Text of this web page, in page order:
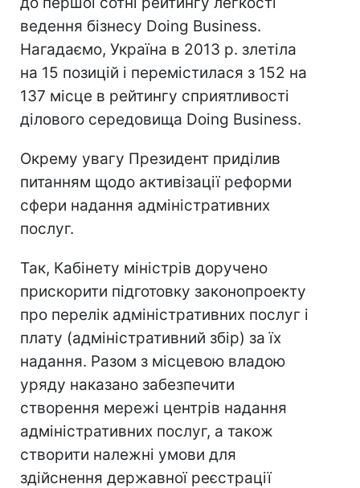
ведення бізнесу Doing Business.
Нагадаємо, Україна в 2013 р. злетіла
на 15 позицій і перемістилася з 152 на
137 місце в рейтингу сприятливості
ділового середовища Doing Business.
Окрему увагу Президент приділив
питанням щодо активізації реформи
сфери надання адміністративних
послуг.
Так, Кабінету міністрів доручено
прискорити підготовку законопроекту
про перелік адміністративних послуг і
плату (адміністративний збір) за їх
надання. Разом з місцевою владою
уряду наказано забезпечити
створення мережі центрів надання
адміністративних послуг, а також
створити належні умови для
здійснення державної реєстрації